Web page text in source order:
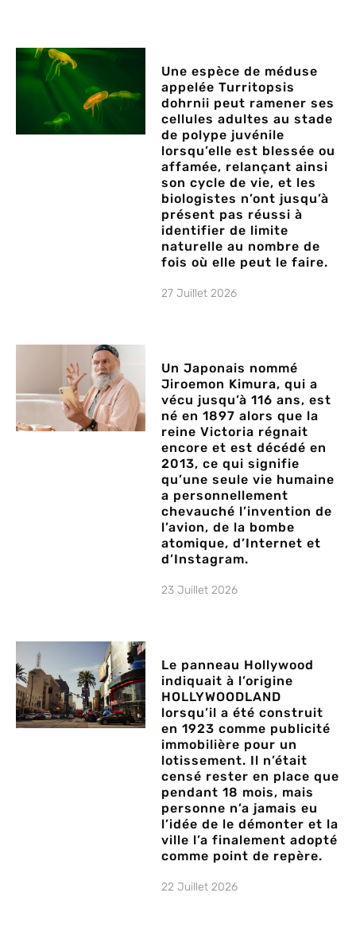
Une espèce de méduse
appelée Turritopsis
dohrnii peut ramener ses
cellules adultes au stade
de polype juvénile
lorsqu’elle est blessée ou
affamée, relançant ainsi
son cycle de vie, et les
biologistes n’ont jusqu’à
présent pas réussi à
identifier de limite
naturelle au nombre de
fois où elle peut le faire.
27 Juillet 2026
Un Japonais nommé
Jiroemon Kimura, qui a
vécu jusqu’à 116 ans, est
né en 1897 alors que la
reine Victoria régnait
encore et est décédé en
2013, ce qui signifie
qu’une seule vie humaine
a personnellement
chevauché l’invention de
l’avion, de la bombe
atomique, d’Internet et
d’Instagram.
23 Juillet 2026
Le panneau Hollywood
indiquait à l’origine
HOLLYWOODLAND
lorsqu’il a été construit
en 1923 comme publicité
immobilière pour un
lotissement. Il n’était
censé rester en place que
pendant 18 mois, mais
personne n’a jamais eu
l’idée de le démonter et la
ville l’a finalement adopté
comme point de repère.
22 Juillet 2026